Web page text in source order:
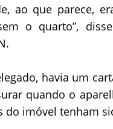
ao que parece,
o quarto”,
havia um
quando o
do imóvel tenham